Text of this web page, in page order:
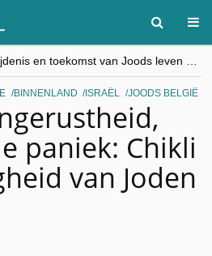
“Besnijdenisdebat toont hoe moeilijk seculiere Westen minderheden begrijpt”, Jinnih Beels (Vooruit)
CITYTRIP | ROEMENIË – Boekarest: de verrassing van Oost-Europa
BINNENLAND ISRAËL JOODS BELGIË
paniek: Chikli
van Joden